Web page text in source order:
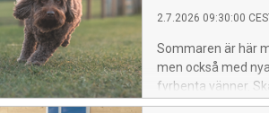
2.7.2026 09:30:00
Sommaren är här
men också med
fyrbenta vänner.
Agria visar att